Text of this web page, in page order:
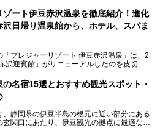
お湯はもちろん、実はグルメも揃っているん
ァンを持つ、その圧倒的なこだわりと魅力を
ゾート伊豆赤沢温泉を徹底紹介！進化
日帰り温泉館から、ホテル、スパま
「プレジャーリゾート 伊豆赤沢温泉」は、2
沢迎賓館」がリニューアルしたのを皮切り
HOTEL」がリニューアル。さらにこのあ
施設のGRAX EARTH FIELD（グラックスア
）、大型屋内アミューズメント施設のPLEA
名宿15選とおすすめ観光スポット・
、静岡県の伊豆半島の根元に近い部分にある
関口にあたり、伊豆観光の拠点に最適な立